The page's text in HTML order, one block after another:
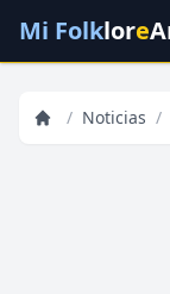
Mi Folklore
/ Noticias /